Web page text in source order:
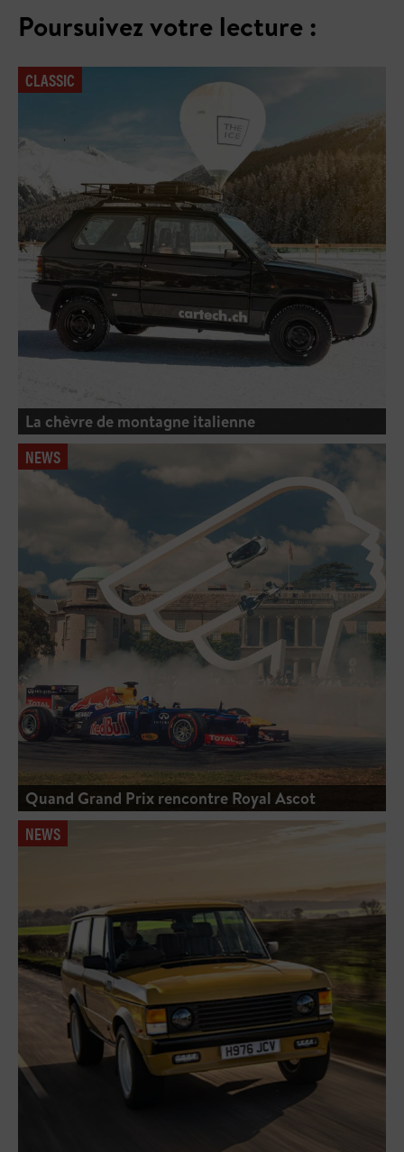
Poursuivez votre lecture :
CLASSIC
La chèvre de montagne italienne
NEWS
Quand Grand Prix rencontre Royal Ascot
NEWS